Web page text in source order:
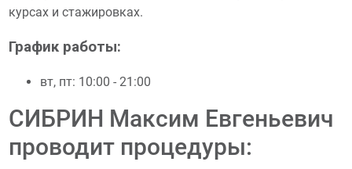
курсах и стажировках.
График работы:
вт, пт: 10:00 - 21:00
СИБРИН Максим Евгеньевич
проводит процедуры: